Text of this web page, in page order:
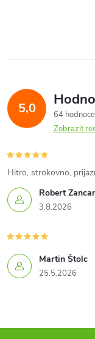
l
d
a
c
í
p
r
v
k
v
5,0
64
Zobrazit
Robert
3.8.2026
Hitro, strokovno,
Martin Štolc
25.5.2026